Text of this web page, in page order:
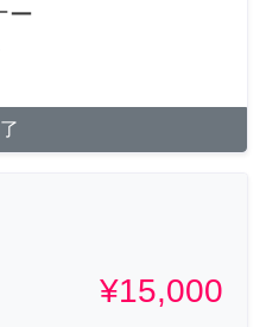
ー
¥15,000